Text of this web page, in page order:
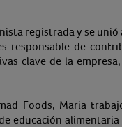
registrada y se
responsable de
clave de la
Foods, Maria
educación